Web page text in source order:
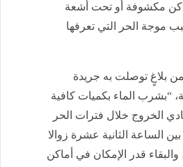
مكشوفة أو تحت أشعة
موجة الحر التي تعرفها
بلاغٍ توصلت به جريدة
“بشرب الماء بكميات كافية
الخروج خلال فترات الحر
بين الساعة الثانية عشرة زوالا
والبقاء قدر الإمكان في أماكن